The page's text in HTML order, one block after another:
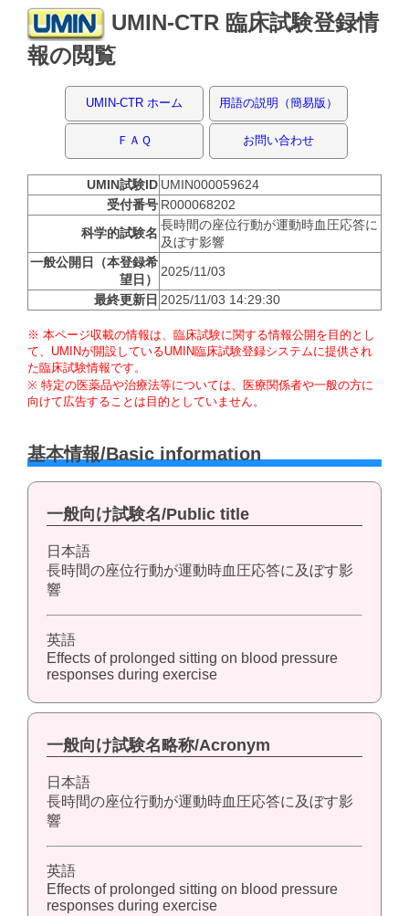
UMIN-CTR 臨床試験登録情
報の閲覧
UMIN-CTR ホーム 用語の説明（簡易版）
ＦＡＱ お問い合わせ
UMIN試験ID UMIN000059624
受付番号 R000068202
科学的試験名
長時間の座位行動が運動時血圧応答に
及ぼす影響
一般公開日（本登録希
望日）
2025/11/03
最終更新日 2025/11/03 14:29:30
※ 本ページ収載の情報は、臨床試験に関する情報公開を目的とし
て、UMINが開設しているUMIN臨床試験登録システムに提供され
た臨床試験情報です。
※ 特定の医薬品や治療法等については、医療関係者や一般の方に
向けて広告することは目的としていません。
基本情報/Basic information
一般向け試験名/Public title
日本語
長時間の座位行動が運動時血圧応答に及ぼす影
響
英語
Effects of prolonged sitting on blood pressure
responses during exercise
一般向け試験名略称/Acronym
日本語
長時間の座位行動が運動時血圧応答に及ぼす影
響
英語
Effects of prolonged sitting on blood pressure
responses during exercise